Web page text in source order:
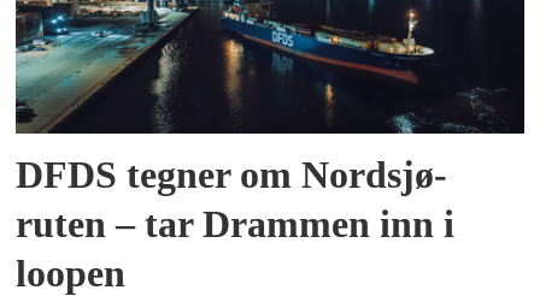
DFDS tegner om Nordsjø-
ruten – tar Drammen inn i
loopen